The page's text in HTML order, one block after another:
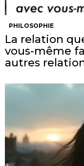
PHILOSOPHIE
La relation
vous-même
autres